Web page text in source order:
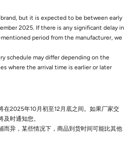
but it is expected to be between early
2025. If there is any significant delay in
period from the manufacturer, we
schedule may differ depending on the
where the arrival time is earlier or later
在2025年10月初至12月底之间。如果厂家交
时通知您。
而异，某些情况下，商品到货时间可能比其他